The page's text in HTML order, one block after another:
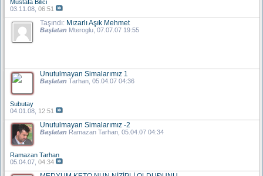
Mustafa Bilici
03.11.08, 06:51
Taşındı: Mızarlı Aşık Mehmet
Başlatan Mteroglu , 07.07.07 19:55
Unutulmayan Simalarımız 1
Başlatan Tarhan , 05.04.07 04:36
Subutay
04.01.08, 12:51
Unutulmayan Simalarımız -2
Başlatan Ramazan Tarhan , 05.04.07 04:34
Ramazan Tarhan
05.04.07, 04:34